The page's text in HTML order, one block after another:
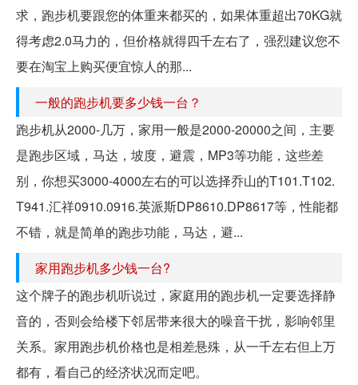
求，跑步机要跟您的体重来都买的，如果体重超出70KG就
得考虑2.0马力的，但价格就得四千左右了，强烈建议您不
要在淘宝上购买便宜惊人的那...
一般的跑步机要多少钱一台？
跑步机从2000-几万，家用一般是2000-20000之间，主要
是跑步区域，马达，坡度，避震，MP3等功能，这些差
别，你想买3000-4000左右的可以选择乔山的T101.T102.
T941.汇祥0910.0916.英派斯DP8610.DP8617等，性能都
不错，就是简单的跑步功能，马达，避...
家用跑步机多少钱一台?
这个牌子的跑步机听说过，家庭用的跑步机一定要选择静
音的，否则会给楼下邻居带来很大的噪音干扰，影响邻里
关系。家用跑步机价格也是相差悬殊，从一千左右但上万
都有，看自己的经济状况而定吧。